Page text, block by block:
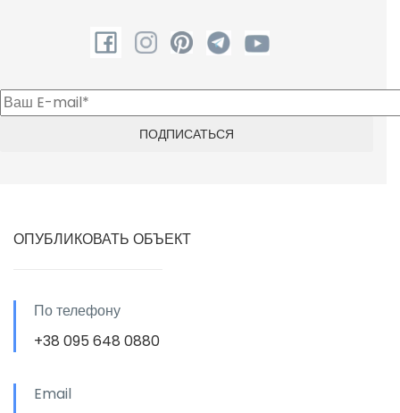
ОПУБЛИКОВАТЬ ОБЪЕКТ
По телефону
+38 095 648 0880
Email